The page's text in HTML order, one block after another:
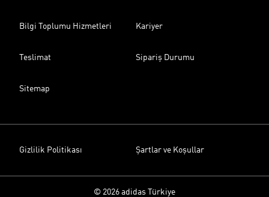
Bilgi Toplumu Hizmetleri Kariyer
Teslimat Sipariş Durumu
Sitemap
Gizlilik Politikası Şartlar ve Koşullar
© 2026 adidas Türkiye